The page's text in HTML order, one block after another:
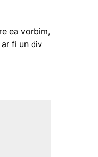
ea vorbim,
fi un div